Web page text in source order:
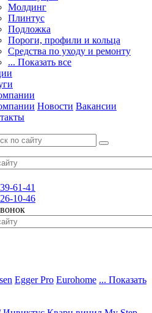
Молдинг
Плинтус
Подложка
Пороги, профили и кольца
Средства по уходу и ремонту
... Показать все
Новости Вакансии
61-41
10-46
Egger Pro Eurohome ... Показать